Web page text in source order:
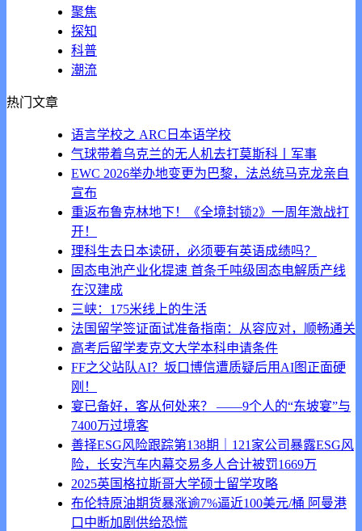
聚焦
探知
科普
潮流
热门文章
语言学校之 ARC日本语学校
气球带着乌克兰的无人机去打莫斯科丨军事
EWC 2026举办地变更为巴黎，法总统马克龙亲自
宣布
重返布鲁克林地下！《全境封锁2》一周年激战打
开！
理科生去日本读研，必须要有英语成绩吗？
固态电池产业化提速 首条千吨级固态电解质产线
在汉建成
三峡：175米线上的生活
法国留学签证面试准备指南：从容应对，顺畅通关
高考后留学麦克文大学本科申请条件
FF之父站队AI？坂口博信遭质疑后用AI图正面硬
刚！
宴已备好，客从何处来？ ——9个人的“东坡宴”与
7400万过境客
善择ESG风险跟踪第138期｜121家公司暴露ESG风
险，长安汽车内幕交易多人合计被罚1669万
2025英国格拉斯哥大学硕士留学攻略
布伦特原油期货暴涨逾7%逼近100美元/桶 阿曼港
口中断加剧供给恐慌